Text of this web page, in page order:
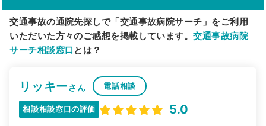
交通事故の通院先探しで「交通事故病院サーチ」をご利用
いただいた方々のご感想を掲載しています。交通事故病院
サーチ相談窓口 とは？
リッキーさん 電話相談
相談相談窓口の評価 5.0